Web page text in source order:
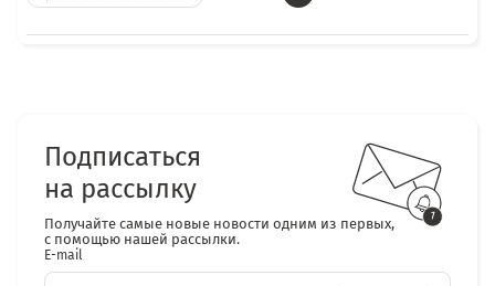
Подписаться
на рассылку
Получайте самые новые новости одним из первых,
с помощью нашей рассылки.
E-mail